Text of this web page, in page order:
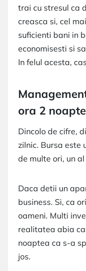
trai cu stresul ca
creasca si, cel
suficienti bani in
economisesti si
In felul acesta,
ora 2
Dincolo de cifre,
zilnic. Bursa este
de multe ori, un
Daca detii un
business. Si, ca
oameni. Multi
realitatea abia
noaptea ca s-a
jos.